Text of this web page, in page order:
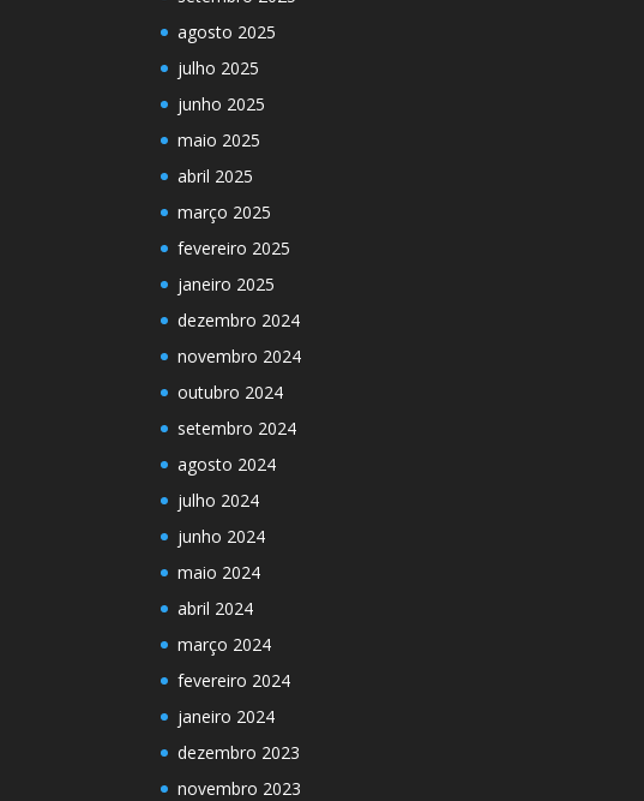
agosto 2025
julho 2025
junho 2025
maio 2025
abril 2025
março 2025
fevereiro 2025
janeiro 2025
dezembro 2024
novembro 2024
outubro 2024
setembro 2024
agosto 2024
julho 2024
junho 2024
maio 2024
abril 2024
março 2024
fevereiro 2024
janeiro 2024
dezembro 2023
novembro 2023